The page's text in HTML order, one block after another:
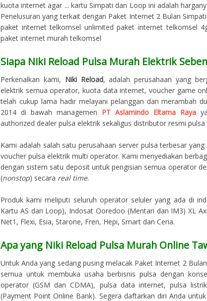
kuota internet agar ... kartu Simpati dan Loop ini adalah
Penelusuran yang terkait dengan Paket Internet 2 Bulan
paket internet telkomsel unlimited paket internet telkomsel
paket internet murah telkomsel
Siapa Niki Reload Pulsa Murah Elektrik
Perkenalkan kami, Niki Reload, adalah perusahaan yang
elektrik semua operator, kuota data internet, voucher game
telah cukup lama hadir melayani pelanggan dan merambah
2014 di bawah managemen PT Aslamindo Eltama Raya
authorized dealer pulsa elektrik sekaligus distributor resmi
Kami adalah salah satu perusahaan server pulsa terbesar
voucher pulsa elektrik multi operator. Kami menyediakan
dengan sistem satu deposit untuk pengisian semua operator
(nonstop) secara real time.
Produk kami meliputi seluruh operator seluler yang ada di
Kartu AS dan Loop), Indosat Ooredoo (Mentari dan IM3) XL
Net1, Flexi, Esia, Starone, Fren, Hepi, Smart dan Ceria.
Apa yang Niki Reload Pulsa Murah Online
Untuk Anda yang sedang pusing melacak Paket Internet 2
semua untuk membuka usaha berbisnis pulsa dengan
operator (GSM dan CDMA), pulsa data internet, pulsa
(Payment Point Online Bank). Segera daftarkan diri Anda